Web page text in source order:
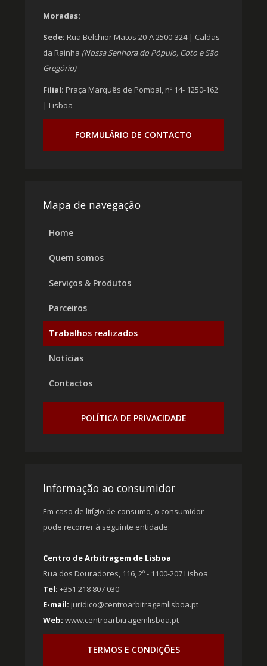
Moradas:
Sede: Rua Belchior Matos 20-A 2500-324 | Caldas
da Rainha (Nossa Senhora do Pópulo, Coto e São
Gregório)
Filial: Praça Marquês de Pombal, nº 14- 1250-162
| Lisboa
FORMULÁRIO DE CONTACTO
Mapa de navegação
Home
Quem somos
Serviços & Produtos
Parceiros
Trabalhos realizados
Notícias
Contactos
POLÍTICA DE PRIVACIDADE
Informação ao consumidor
Em caso de litígio de consumo, o consumidor
pode recorrer à seguinte entidade:
Centro de Arbitragem de Lisboa
Rua dos Douradores, 116, 2º - 1100-207 Lisboa
Tel: +351 218 807 030
E-mail: juridico@centroarbitragemlisboa.pt
Web: www.centroarbitragemlisboa.pt
TERMOS E CONDIÇÕES